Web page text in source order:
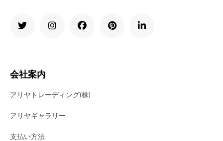
会社案内
アリヤトレーディング(株)
アリヤギャラリー
支払い方法